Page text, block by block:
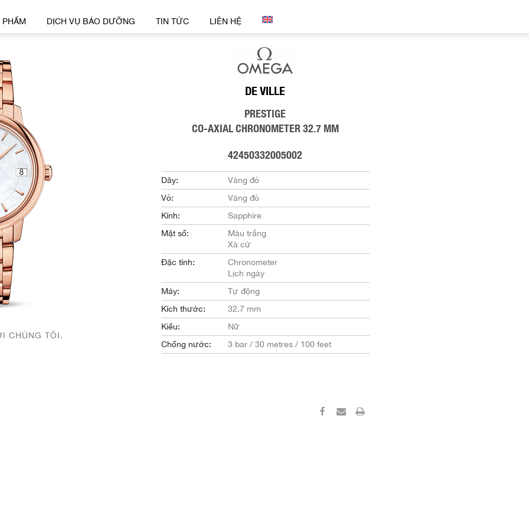
PHẨM DỊCH VỤ BẢO DƯỠNG TIN TỨC LIÊN HỆ
CHÚNG TÔI.
DE VILLE
PRESTIGE
CO-AXIAL CHRONOMETER 32.7 MM
42450332005002
Dây:
Vàng đỏ
Vỏ:
Vàng đỏ
Kính:
Sapphire
Mặt số:
Màu trắng
Xà cừ
Đặc tính:
Chronometer
Lịch ngày
Máy:
Tự động
Kích thước:
32.7 mm
Kiểu:
Nữ
Chống nước:
3 bar / 30 metres / 100 feet